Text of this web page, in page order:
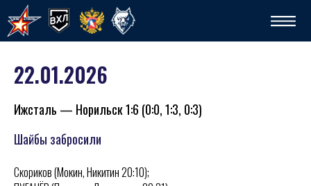
22.01.2026
Ижсталь — Норильск 1:6 (0:0, 1:3, 0:3)
Шайбы забросили
Скориков (Мокин, Никитин 20:10);